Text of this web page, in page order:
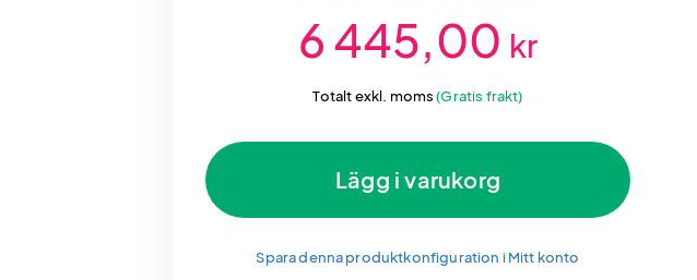
6 445,00 kr
Totalt exkl. moms(Gratis frakt)
Lägg i varukorg
Spara denna produktkonfiguration i Mitt konto